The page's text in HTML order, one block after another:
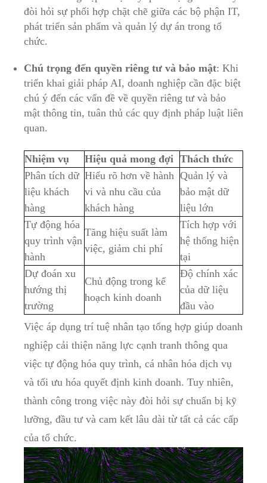
đòi hỏi sự phối hợp chặt chẽ giữa các bộ phận IT,
phát triển sản phẩm và quản lý dự án trong tổ
chức.
Chú trọng đến quyền riêng tư và bảo mật: Khi
triển khai giải pháp AI, doanh nghiệp cần đặc biệt
chú ý đến các vấn đề về quyền riêng tư và bảo
mật thông tin, tuân thủ các quy định pháp luật liên
quan.
Nhiệm vụ Hiệu quả mong đợi Thách thức
Phân tích dữ
liệu khách
hàng
Hiểu rõ hơn về hành
vi và nhu cầu của
khách hàng
Quản lý và
bảo mật dữ
liệu lớn
Tự động hóa
quy trình vận
hành
Tăng hiệu suất làm
việc, giảm chi phí
Tích hợp với
hệ thống hiện
tại
Dự đoán xu
hướng thị
trường
Chủ động trong kế
hoạch kinh doanh
Độ chính xác
của dữ liệu
đầu vào
Việc áp dụng trí tuệ nhân tạo tổng hợp giúp doanh
nghiệp cải thiện năng lực cạnh tranh thông qua
việc tự động hóa quy trình, cá nhân hóa dịch vụ
và tối ưu hóa quyết định kinh doanh. Tuy nhiên,
thành công trong việc này đòi hỏi sự chuẩn bị kỹ
lưỡng, đầu tư và cam kết lâu dài từ tất cả các cấp
của tổ chức.